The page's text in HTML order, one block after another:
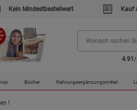
Kein Mindestbestellwert Kauf
4.91 /
Bücher Nahrungsergänzungsmittel
!